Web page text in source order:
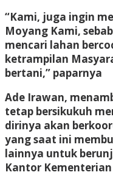
“Kami, juga ingin
Moyang Kami,
mencari lahan
ketrampilan
bertani,” paparnya
Ade Irawan,
tetap bersikukuh
dirinya akan
yang saat ini
lainnya untuk
Kantor Kementerian